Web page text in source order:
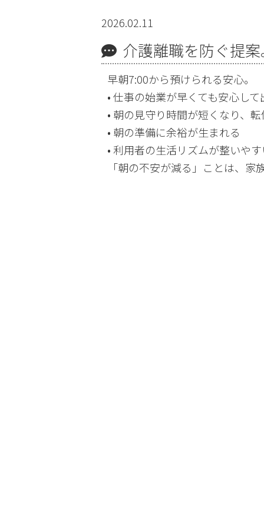
2026.02.11
介護離職を防ぐ提
早朝7:00から預けられる安心。
• 仕事の始業が早くても安心し
• 朝の見守り時間が短くなり、
• 朝の準備に余裕が生まれる
• 利用者の生活リズムが整いや
「朝の不安が減る」ことは、